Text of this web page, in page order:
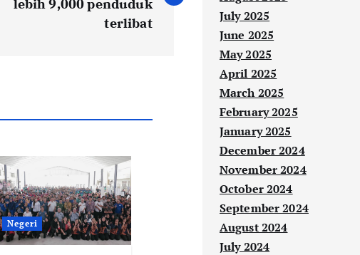
lebih 9,000 penduduk
terlibat
Negeri
July 2025
June 2025
May 2025
April 2025
March 2025
February 2025
January 2025
December 2024
November 2024
October 2024
September 2024
August 2024
July 2024